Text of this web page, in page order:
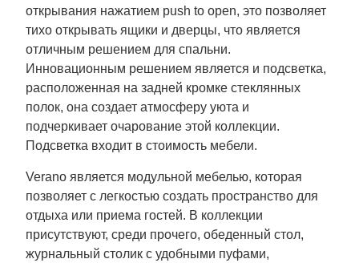
открывания нажатием push to open, это позволяет
тихо открывать ящики и дверцы, что является
отличным решением для спальни.
Инновационным решением является и подсветка,
расположенная на задней кромке стеклянных
полок, она создает атмосферу уюта и
подчеркивает очарование этой коллекции.
Подсветка входит в стоимость мебели.
Verano является модульной мебелью, которая
позволяет с легкостью создать пространство для
отдыха или приема гостей. В коллекции
присутствуют, среди прочего, обеденный стол,
журнальный столик с удобными пуфами,